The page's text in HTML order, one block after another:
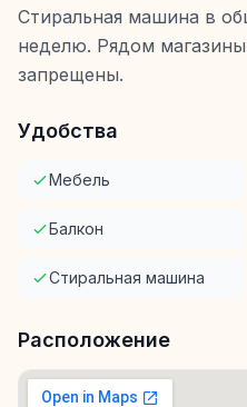
Стиральная машина в
неделю. Рядом
запрещены.
Удобства
Мебель
Балкон
Стиральная машина
Расположение